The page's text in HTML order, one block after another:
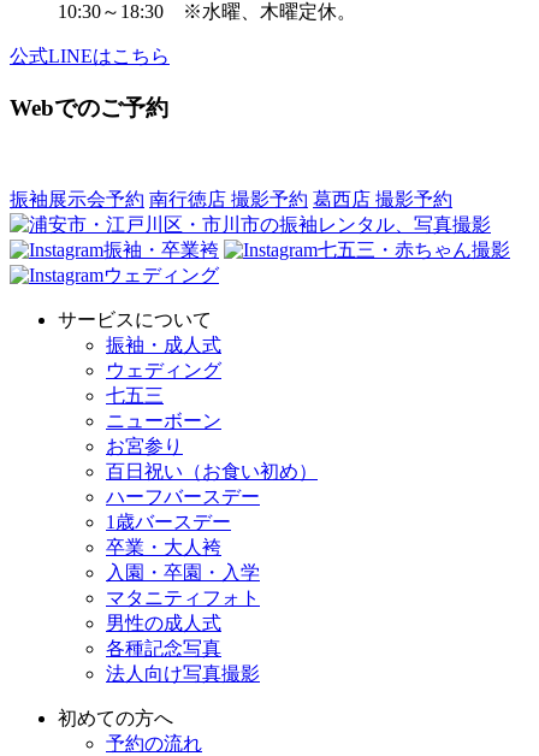
10:30～18:30 ※水曜、木曜定休。
公式LINEはこちら
Webでのご予約
振袖展示会予約 南行徳店 撮影予約 葛西店 撮影予約
振袖・卒業袴
七五三・赤ちゃん撮影
ウェディング
サービスについて
振袖・成人式
ウェディング
七五三
ニューボーン
お宮参り
百日祝い（お食い初め）
ハーフバースデー
1歳バースデー
卒業・大人袴
入園・卒園・入学
マタニティフォト
男性の成人式
各種記念写真
法人向け写真撮影
初めての方へ
予約の流れ